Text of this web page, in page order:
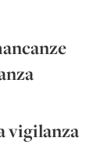
vigilanza